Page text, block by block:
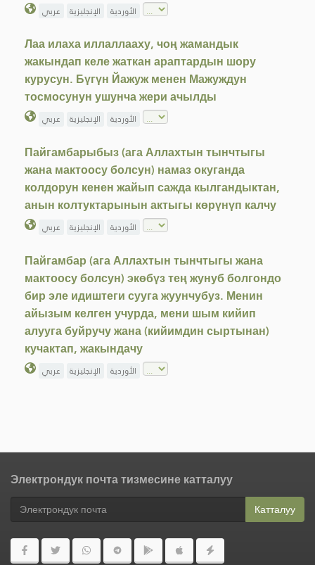
عربي الإنجليزية الأوردية
Лаа илаха иллаллааху, чоң жамандык
жакындап келе жаткан араптардын шору
курусун. Бүгүн Йажуж менен Мажуждун
тосмосунун ушунча жери ачылды
عربي الإنجليزية الأوردية
Пайгамбарыбыз (ага Аллахтын тынчтыгы
жана мактоосу болсун) намаз окуганда
колдорун кенен жайып сажда кылгандыктан,
анын колтуктарынын актыгы көрүнүп калчу
عربي الإنجليزية الأوردية
Пайгамбар (ага Аллахтын тынчтыгы жана
мактоосу болсун) экөбүз тең жунуб болгондо
бир эле идиштеги сууга жуунчубуз. Менин
айызым келген учурда, мени шым кийип
алууга буйручу жана (кийимдин сыртынан)
кучактап, жакындачу
عربي الإنجليزية الأوردية
Электрондук почта тизмесине катталуу
Катталуу